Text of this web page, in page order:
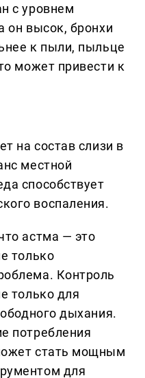
с уровнем
он высок, бронхи
к пыли, пыльце
может привести к
на состав слизи в
местной
способствует
воспаления.
астма — это
только
Контроль
только для
дыхания.
потребления
стать мощным
для